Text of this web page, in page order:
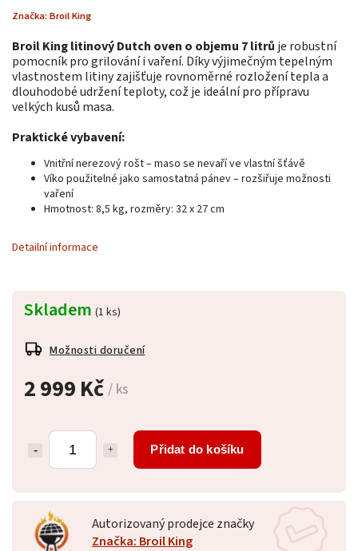
Značka: Broil King
2 999 Kč/ ks
Přidat do košíku
Skladem (1 ks)
Možnosti doručení
Broil King litinový Dutch oven o objemu 7 litrů je robustní
pomocník pro grilování i vaření. Díky výjimečným tepelným
vlastnostem litiny zajišťuje rovnoměrné rozložení tepla a
dlouhodobé udržení teploty, což je ideální pro přípravu
velkých kusů masa.
Praktické vybavení:
Vnitřní nerezový rošt – maso se nevaří ve vlastní šťávě
Víko použitelné jako samostatná pánev – rozšiřuje možnosti
vaření
Hmotnost: 8,5 kg, rozměry: 32 x 27 cm
Detailní informace
Autorizovaný prodejce značky
Značka: Broil King